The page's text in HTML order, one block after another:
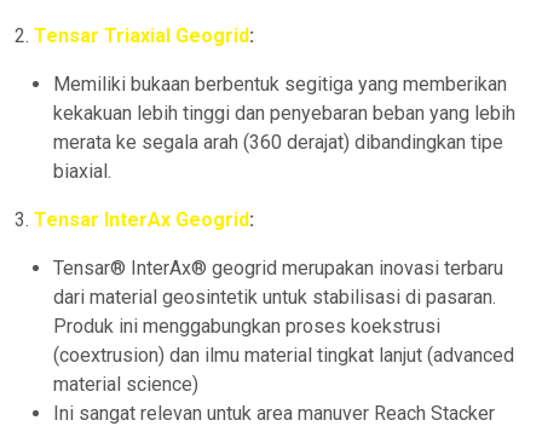
2. Tensar Triaxial Geogrid:
Memiliki bukaan berbentuk segitiga yang memberikan
kekakuan lebih tinggi dan penyebaran beban yang lebih
merata ke segala arah (360 derajat) dibandingkan tipe
biaxial.
3. Tensar InterAx Geogrid:
Tensar® InterAx® geogrid merupakan inovasi terbaru
dari material geosintetik untuk stabilisasi di pasaran.
Produk ini menggabungkan proses koekstrusi
(coextrusion) dan ilmu material tingkat lanjut (advanced
material science)
Ini sangat relevan untuk area manuver Reach Stacker